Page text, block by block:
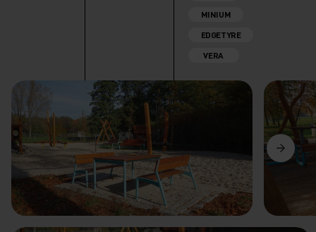
MINIUM
EDGETYRE
VERA
Poprzedni Dalej